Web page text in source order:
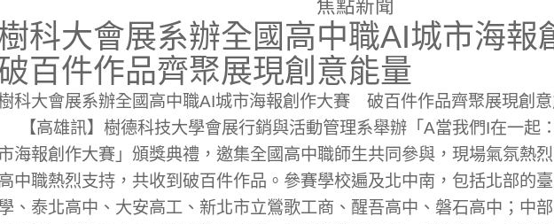
焦點新聞
科大會展系辦全國高中職AI城市海
百件作品齊聚展現創意能量
科大會展系辦全國高中職AI城市海報創作大賽 破百件作品齊聚展現創
【高雄訊】樹德科技大學會展行銷與活動管理系舉辦「A當我們I在一起
海報創作大賽」頒獎典禮，邀集全國高中職師生共同參與，現場氣氛熱
中職熱烈支持，共收到破百件作品。參賽學校遍及北中南，包括北部的
、泰北高中、大安高工、新北市立鶯歌工商、醒吾高中、磐石高中；中